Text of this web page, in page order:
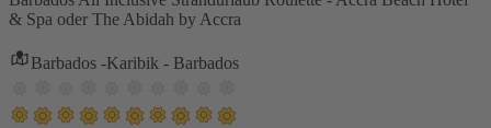
& Spa oder The Abidah by Accra
Barbados -Karibik - Barbados